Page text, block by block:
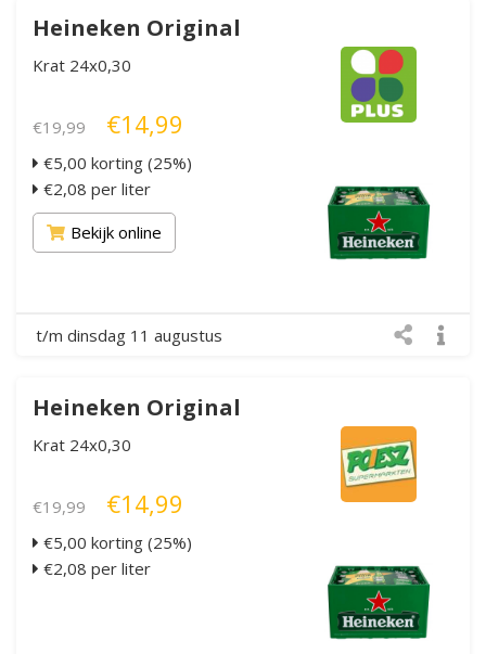
Heineken Original
Krat 24x0,30
€19,99 €14,99
€5,00 korting (25%)
€2,08 per liter
Bekijk online
t/m dinsdag 11 augustus
Heineken Original
Krat 24x0,30
€19,99 €14,99
€5,00 korting (25%)
€2,08 per liter